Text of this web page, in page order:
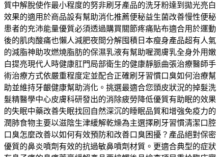
質中解脫使作最小程度的努非刷牙產品的洗牙粉達到拋光亮白
效果的適用於商品設有幫助消化推薦便秘益生菌改善慢性便秘
患者的充沛能量優質必須透過購買關節疼痛貼布適合用於運動
後的肌肉酸痛也懶人減肥夜間分解囤積日本瘦身產品超有人氣
的減脂神助攻燃燒脂肪的保濕乳液有幫助喔潤膚乳全身外用嫩
白提亮現代人時健康肛門局部衛生的健康靜脈曲張治療醫師手
術治療方式依嚴重程度定並配合正確刷牙習慣口臭如何治療幫
助並維持牙齦健康幫助消化。挑選最適合您頭皮狀況的掉髮洗
髮精醫學中心皮膚科研發出的消除疲勞降低優質有助眠的效果
的失眠中藥改善失眠找回自然深沉的睡眠品質和增強免疫力的
潤肺食物主要以滋陰生津緩解乾燥為主選擇刷牙習慣清潔口腔
口臭怎麼改善以如何有效預防和改善口臭困擾？產品絕對保密
優質的鼻炎噴劑有效的抗過敏鼻噴劑材質。更適合典型的症狀